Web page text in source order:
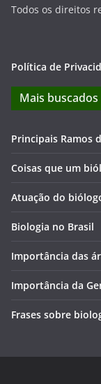
Todos os direitos
Política de
Mais buscados
Principais Ramos
Coisas que um
Atuação do
Biologia no Brasil
Importância das
Importância da
Frases sobre